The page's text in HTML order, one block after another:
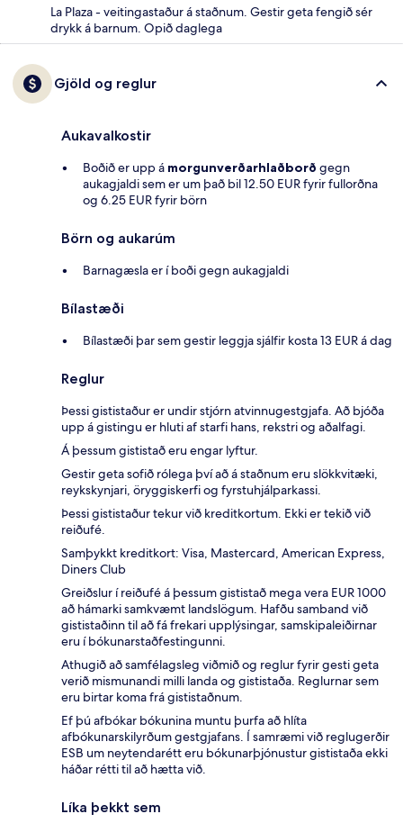
La Plaza - veitingastaður á staðnum. Gestir geta fengið sér
drykk á barnum. Opið daglega
Gjöld og reglur
Aukavalkostir
Boðið er upp á morgunverðarhlaðborð gegn
aukagjaldi sem er um það bil 12.50 EUR fyrir fullorðna
og 6.25 EUR fyrir börn
Börn og aukarúm
Barnagæsla er í boði gegn aukagjaldi
Bílastæði
Bílastæði þar sem gestir leggja sjálfir kosta 13 EUR á dag
Reglur
Þessi gististaður er undir stjórn atvinnugestgjafa. Að bjóða
upp á gistingu er hluti af starfi hans, rekstri og aðalfagi.
Á þessum gististað eru engar lyftur.
Gestir geta sofið rólega því að á staðnum eru slökkvitæki,
reykskynjari, öryggiskerfi og fyrstuhjálparkassi.
Þessi gististaður tekur við kreditkortum. Ekki er tekið við
reiðufé.
Samþykkt kreditkort: Visa, Mastercard, American Express,
Diners Club
Greiðslur í reiðufé á þessum gististað mega vera EUR 1000
að hámarki samkvæmt landslögum. Hafðu samband við
gististaðinn til að fá frekari upplýsingar, samskipaleiðirnar
eru í bókunarstaðfestingunni.
Athugið að samfélagsleg viðmið og reglur fyrir gesti geta
verið mismunandi milli landa og gististaða. Reglurnar sem
eru birtar koma frá gististaðnum.
Ef þú afbókar bókunina muntu þurfa að hlíta
afbókunarskilyrðum gestgjafans. Í samræmi við reglugerðir
ESB um neytendarétt eru bókunarþjónustur gististaða ekki
háðar rétti til að hætta við.
Líka þekkt sem